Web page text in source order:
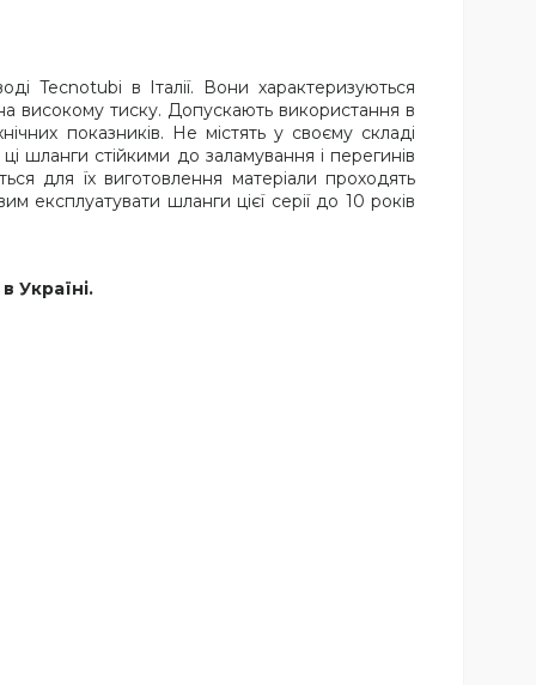
Tecnotubi в Італії. Вони характеризуються
на високому тиску. Допускають використання в
показників. Не містять у своєму складі
шланги стійкими до заламування і перегинів
для їх виготовлення матеріали проходять
експлуатувати шланги цієї серії до 10 років
Україні.